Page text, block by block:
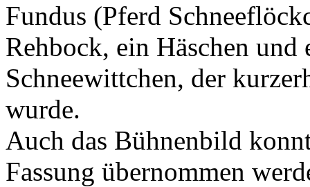
Fundus (Pferd
Rehbock, ein Häschen und
Schneewittchen, der
wurde.
Auch das Bühnenbild
Fassung übernommen